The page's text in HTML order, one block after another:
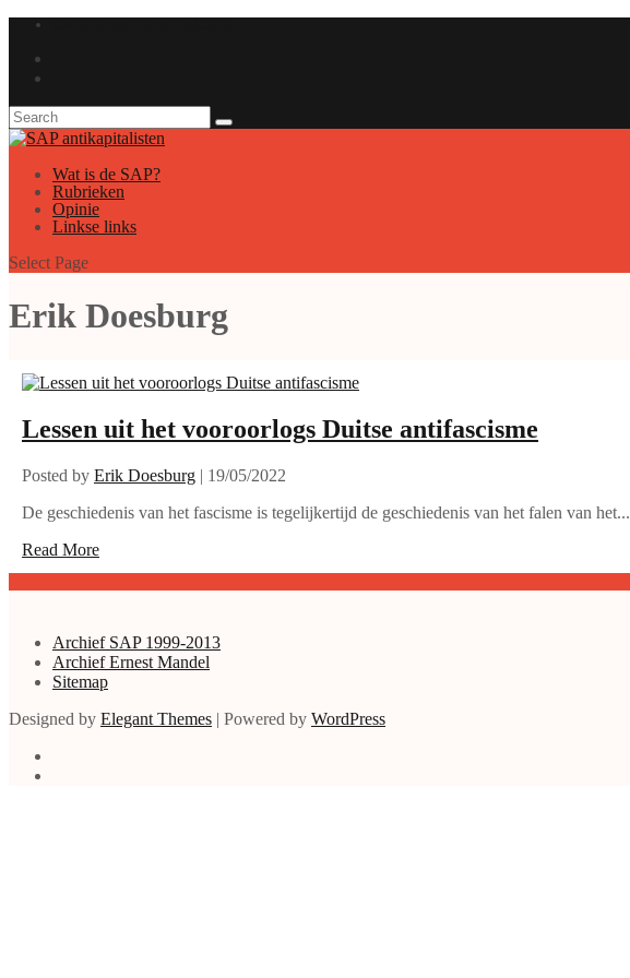
Wat is de SAP?
Rubrieken
Opinie
Linkse links
Select Page
Erik Doesburg
Lessen uit het vooroorlogs Duitse antifascisme
Posted by Erik Doesburg | 19/05/2022
De geschiedenis van het fascisme is tegelijkertijd de geschiedenis van het falen van het...
Read More
Archief SAP 1999-2013
Archief Ernest Mandel
Sitemap
Designed by Elegant Themes | Powered by WordPress